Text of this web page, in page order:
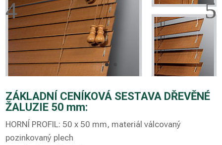
ZÁKLADNÍ CENÍKOVÁ SESTAVA DŘEVĚNÉ
ŽALUZIE 50 mm:
HORNÍ PROFIL: 50 x 50 mm, materiál válcovaný
pozinkovaný plech